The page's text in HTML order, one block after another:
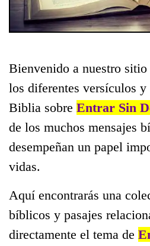
Bienvenido a nuestro
los diferentes versículos y
Biblia sobre Entrar Sin
de los muchos mensajes
desempeñan un papel
vidas.
Aquí encontrarás una
bíblicos y pasajes
directamente el tema de